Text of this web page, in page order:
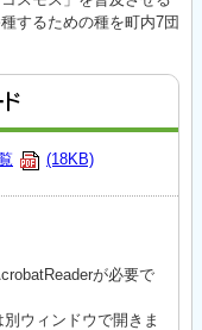
するための種を町内7団
(18KB)
が必要で
別ウィンドウで開きま